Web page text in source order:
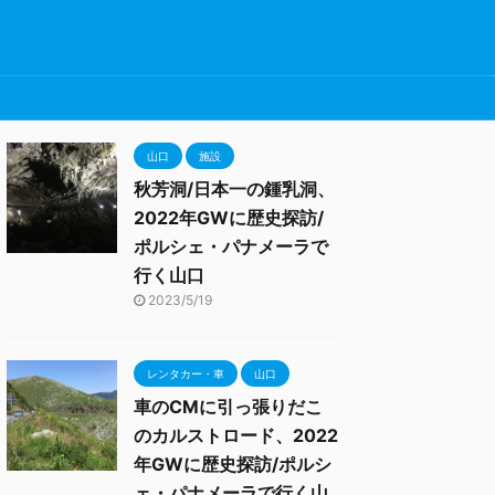
山口 施設
秋芳洞/日本一の鍾乳洞、
2022年GWに歴史探訪/
ポルシェ・パナメーラで
行く山口
2023/5/19
レンタカー・車 山口
車のCMに引っ張りだこ
のカルストロード、2022
年GWに歴史探訪/ポルシ